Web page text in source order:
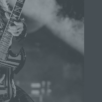
natürliche oder
Einrichtung oder
Daten im
verarbeitet.